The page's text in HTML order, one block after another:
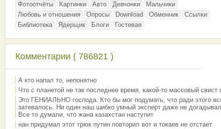
Фотоотчёты
Картинки Авто Девчонки
Мальчики
Любовь и отношения
Опросы Download Обменник
Ссылки
Библиотека
Ядерщик Блоги Гостевая
Комментарии ( 786821 )
А кто напал то, непонятно
Что с планетой не так последнее время, какой-то массовый свист
Это ГЕНИАЛЬНО господа. Кто бы мог подумать, что ради этого
затевалось. Ни один наш шибко умный эксперт даже не
Все то думали, что жана казахстан наступит
нан придумал этот трюк путин повторил вот и токаев не отстает